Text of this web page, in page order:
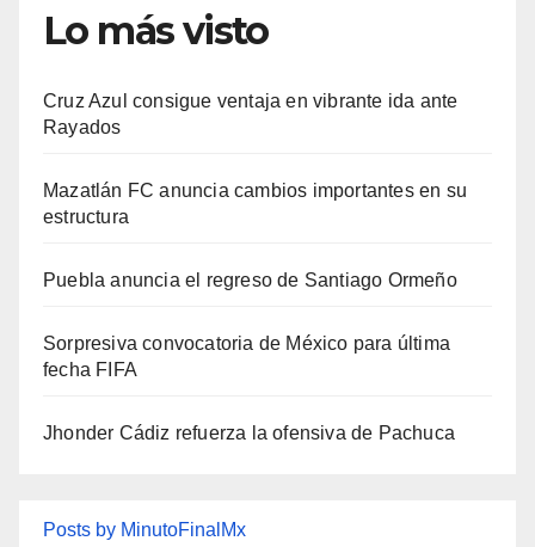
Lo más visto
Cruz Azul consigue ventaja en vibrante ida ante
Rayados
Mazatlán FC anuncia cambios importantes en su
estructura
Puebla anuncia el regreso de Santiago Ormeño
Sorpresiva convocatoria de México para última
fecha FIFA
Jhonder Cádiz refuerza la ofensiva de Pachuca
Posts by MinutoFinalMx